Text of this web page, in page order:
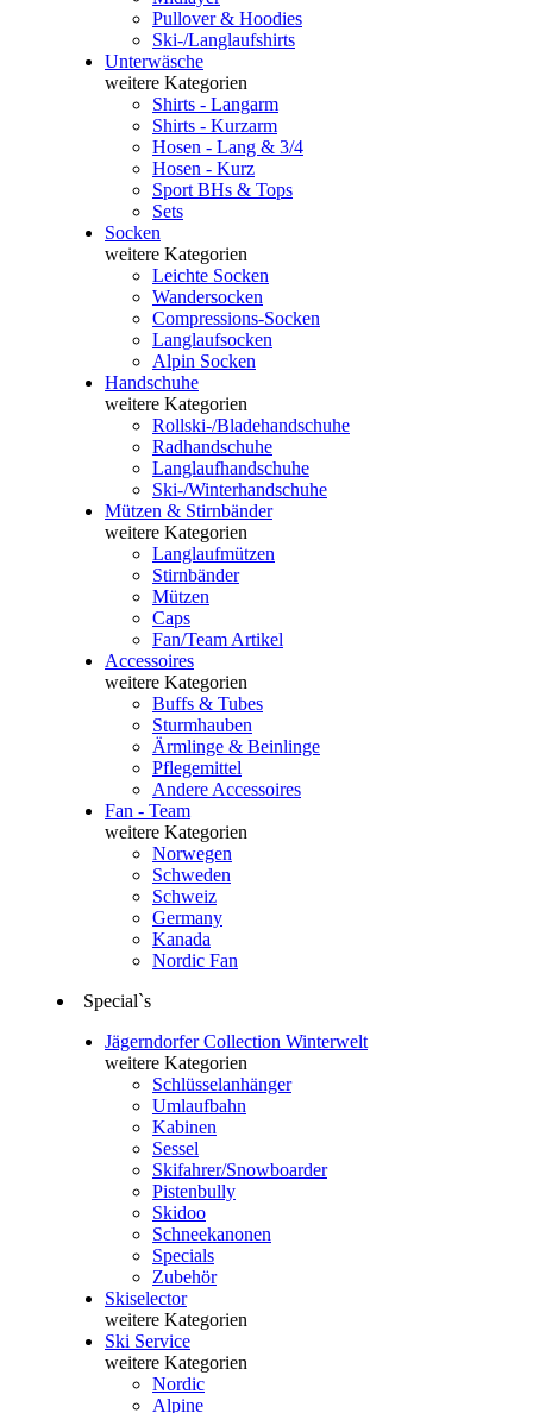
Pullover & Hoodies
Ski-/Langlaufshirts
Unterwäsche
weitere Kategorien
Shirts - Langarm
Shirts - Kurzarm
Hosen - Lang & 3/4
Hosen - Kurz
Sport BHs & Tops
Sets
Socken
weitere Kategorien
Leichte Socken
Wandersocken
Compressions-Socken
Langlaufsocken
Alpin Socken
Handschuhe
weitere Kategorien
Rollski-/Bladehandschuhe
Radhandschuhe
Langlaufhandschuhe
Ski-/Winterhandschuhe
Mützen & Stirnbänder
weitere Kategorien
Langlaufmützen
Stirnbänder
Mützen
Caps
Fan/Team Artikel
Accessoires
weitere Kategorien
Buffs & Tubes
Sturmhauben
Ärmlinge & Beinlinge
Pflegemittel
Andere Accessoires
Fan - Team
weitere Kategorien
Norwegen
Schweden
Schweiz
Germany
Kanada
Nordic Fan
Special`s
Jägerndorfer Collection Winterwelt
weitere Kategorien
Schlüsselanhänger
Umlaufbahn
Kabinen
Sessel
Skifahrer/Snowboarder
Pistenbully
Skidoo
Schneekanonen
Specials
Zubehör
Skiselector
weitere Kategorien
Ski Service
weitere Kategorien
Nordic
Alpine